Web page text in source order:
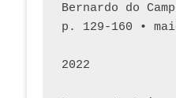
Bernardo do
p. 129-160 •
2022